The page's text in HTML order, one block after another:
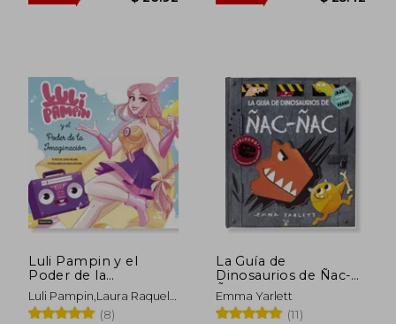
Luli Pampin y el
Poder de la
Imaginacion
Luli Pampin,Laura Raquel
Melano
(8)
La Guía de
Dinosaurios de Ñac-
Ñac
Emma Yarlett
(11)